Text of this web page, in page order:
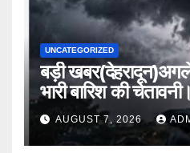
UNCATEGORIZED
बड़ी
भारी बारिश की
AUGUST 7, 2026